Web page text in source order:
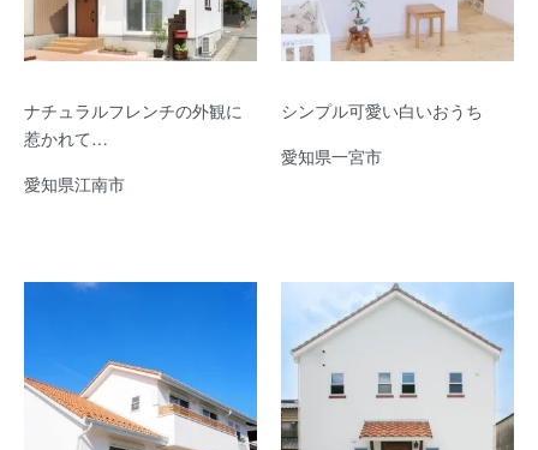
ナチュラルフレンチの外観に
惹かれて…
愛知県江南市
シンプル可愛い白いおうち
愛知県一宮市